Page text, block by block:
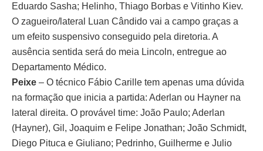
Eduardo Sasha; Helinho, Thiago Borbas e Vitinho Kiev.
O zagueiro/lateral Luan Cândido vai a campo graças a
um efeito suspensivo conseguido pela diretoria. A
ausência sentida será do meia Lincoln, entregue ao
Departamento Médico.
Peixe – O técnico Fábio Carille tem apenas uma dúvida
na formação que inicia a partida: Aderlan ou Hayner na
lateral direita. O provável time: João Paulo; Aderlan
(Hayner), Gil, Joaquim e Felipe Jonathan; João Schmidt,
Diego Pituca e Giuliano; Pedrinho, Guilherme e Julio